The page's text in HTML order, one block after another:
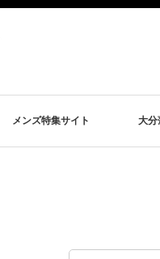
メンズ特集サイト 大分